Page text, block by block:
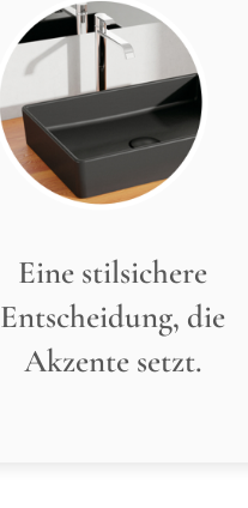
Eine stilsichere
Entscheidung, die
Akzente setzt.